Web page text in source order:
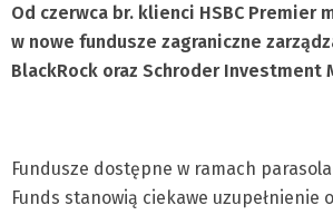
Od czerwca br. klienci HSBC Premier
w nowe fundusze zagraniczne
BlackRock oraz Schroder Investment
Fundusze dostępne w ramach
Funds stanowią ciekawe uzupełnienie